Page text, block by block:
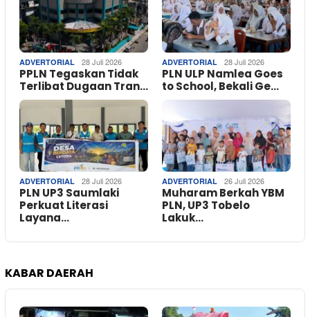
ADVERTORIAL 28 Juli 2026
PPLN Tegaskan Tidak
Terlibat Dugaan Tran…
ADVERTORIAL 28 Juli 2026
PLN ULP Namlea Goes
to School, Bekali Ge…
ADVERTORIAL 28 Juli 2026
PLN UP3 Saumlaki
Perkuat Literasi
Layana…
ADVERTORIAL 26 Juli 2026
Muharam Berkah YBM
PLN, UP3 Tobelo
Lakuk…
KABAR DAERAH